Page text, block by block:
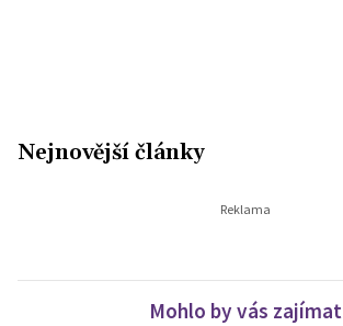
Nejnovější články
Mohlo by vás zajímat